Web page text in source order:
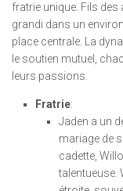
fratrie unique. Fils des
grandi dans un
place centrale. La
le soutien mutuel,
leurs passions.
Fratrie:
Jaden a un
mariage de
cadette,
talentueuse.